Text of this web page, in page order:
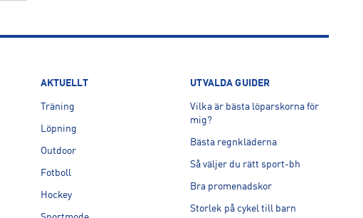
AKTUELLT
Träning
Löpning
Outdoor
Fotboll
Hockey
UTVALDA GUIDER
Vilka är bästa löparskorna för
mig?
Bästa regnkläderna
Så väljer du rätt sport-bh
Bra promenadskor
Storlek på cykel till barn